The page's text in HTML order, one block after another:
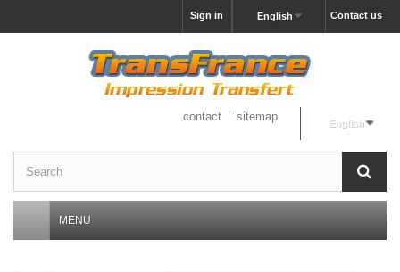
Contact us
English
Sign in
English
contact sitemap
MENU